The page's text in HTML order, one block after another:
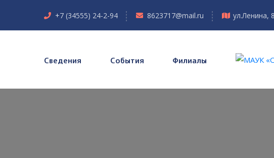
+7 (34555) 24-2-94 8623717@mail.ru ул.Ленина,
Сведения События Филиалы